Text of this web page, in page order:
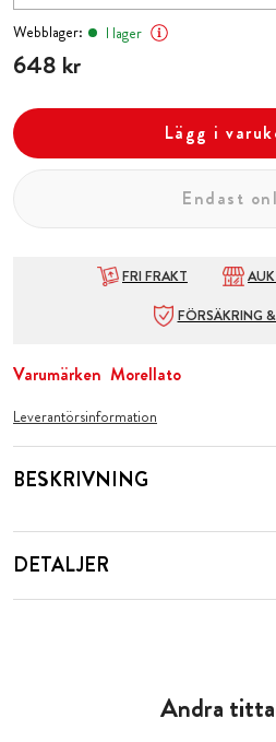
Webblager: I lager
Pris :648 kr
648 kr
Lägg i
Endast
FRI FRAKT
FÖRSÄKRING
Varumärken Morellato
Leverantörsinformation
BESKRIVNING
DETALJER
Andra